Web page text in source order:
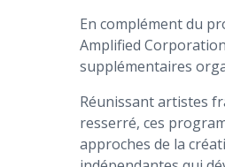
En complément du
Amplified
supplémentaires
Réunissant artistes
resserré, ces
approches de la